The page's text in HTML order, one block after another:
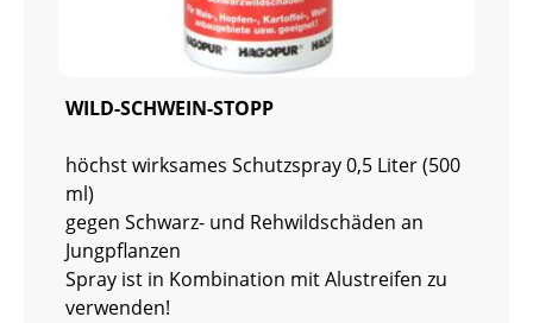
WILD-SCHWEIN-STOPP
höchst wirksames Schutzspray 0,5 Liter (500
ml)
gegen Schwarz- und Rehwildschäden an
Jungpflanzen
Spray ist in Kombination mit Alustreifen zu
verwenden!